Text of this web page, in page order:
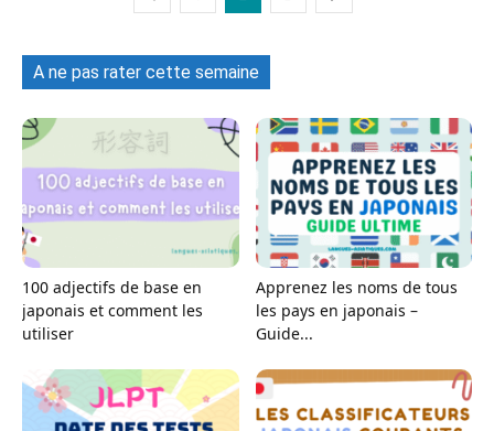
A ne pas rater cette semaine
100 adjectifs de base en
japonais et comment les
utiliser
Apprenez les noms de tous
les pays en japonais –
Guide...